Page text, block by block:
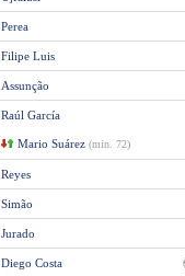
Perea
Filipe Luis
Assunção
Raúl García
Mario Suárez (min. 72)
Reyes
Simão
Jurado
Diego Costa